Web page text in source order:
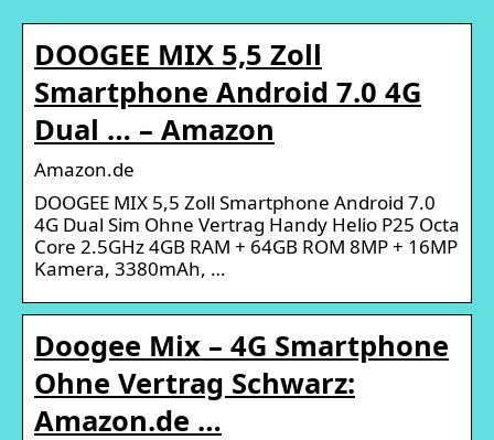
DOOGEE MIX 5,5 Zoll
Smartphone Android 7.0 4G
Dual … – Amazon
Amazon.de
DOOGEE MIX 5,5 Zoll Smartphone Android 7.0
4G Dual Sim Ohne Vertrag Handy Helio P25 Octa
Core 2.5GHz 4GB RAM + 64GB ROM 8MP + 16MP
Kamera, 3380mAh, …
Doogee Mix – 4G Smartphone
Ohne Vertrag Schwarz:
Amazon.de …